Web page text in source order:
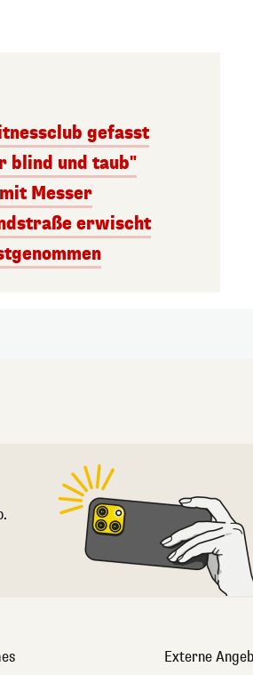
gefasst
blind und taub"
Messer
erwischt
Externe